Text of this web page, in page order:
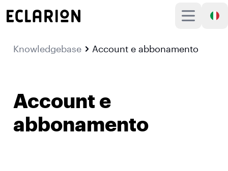
Knowledgebase Account e abbonamento
Account e
abbonamento